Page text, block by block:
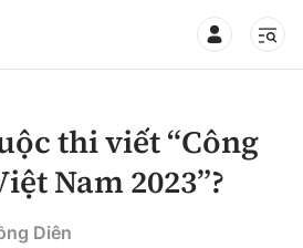
thi viết “Công
Nam 2023”?
Diên